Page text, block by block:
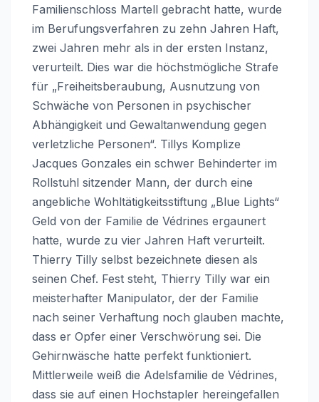
Familienschloss Martell gebracht hatte, wurde
im Berufungsverfahren zu zehn Jahren Haft,
zwei Jahren mehr als in der ersten Instanz,
verurteilt. Dies war die höchstmögliche Strafe
für „Freiheitsberaubung, Ausnutzung von
Schwäche von Personen in psychischer
Abhängigkeit und Gewaltanwendung gegen
verletzliche Personen“. Tillys Komplize
Jacques Gonzales ein schwer Behinderter im
Rollstuhl sitzender Mann, der durch eine
angebliche Wohltätigkeitsstiftung „Blue Lights“
Geld von der Familie de Védrines ergaunert
hatte, wurde zu vier Jahren Haft verurteilt.
Thierry Tilly selbst bezeichnete diesen als
seinen Chef. Fest steht, Thierry Tilly war ein
meisterhafter Manipulator, der der Familie
nach seiner Verhaftung noch glauben machte,
dass er Opfer einer Verschwörung sei. Die
Gehirnwäsche hatte perfekt funktioniert.
Mittlerweile weiß die Adelsfamilie de Védrines,
dass sie auf einen Hochstapler hereingefallen